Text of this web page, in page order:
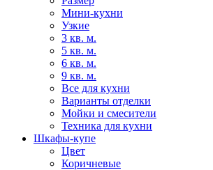
Мини-кухни
Узкие
3 кв. м.
5 кв. м.
6 кв. м.
9 кв. м.
Все для кухни
Варианты отделки
Мойки и смесители
Техника для кухни
Шкафы-купе
Цвет
Коричневые